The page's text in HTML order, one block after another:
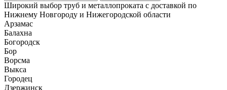
Широкий выбор труб и металлопроката с доставкой по
Нижнему Новгороду и Нижегородской области
Арзамас
Балахна
Богородск
Бор
Ворсма
Выкса
Городец
Дзержинск